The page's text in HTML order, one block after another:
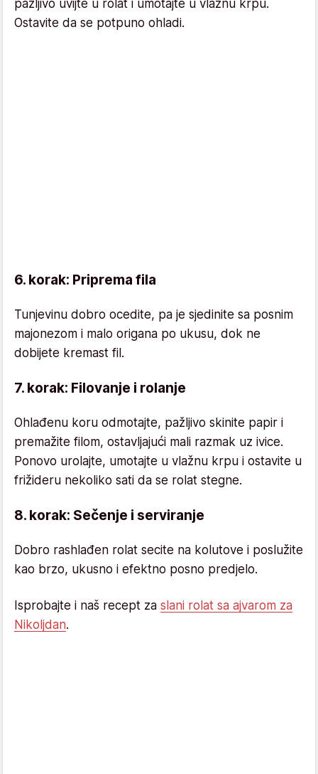
pažljivo uvijte u rolat i umotajte u vlažnu krpu.
Ostavite da se potpuno ohladi.
6. korak: Priprema fila
Tunjevinu dobro ocedite, pa je sjedinite sa posnim
majonezom i malo origana po ukusu, dok ne
dobijete kremast fil.
7. korak: Filovanje i rolanje
Ohlađenu koru odmotajte, pažljivo skinite papir i
premažite filom, ostavljajući mali razmak uz ivice.
Ponovo urolajte, umotajte u vlažnu krpu i ostavite u
frižideru nekoliko sati da se rolat stegne.
8. korak: Sečenje i serviranje
Dobro rashlađen rolat secite na kolutove i poslužite
kao brzo, ukusno i efektno posno predjelo.
Isprobajte i naš recept za slani rolat sa ajvarom za
Nikoljdan.